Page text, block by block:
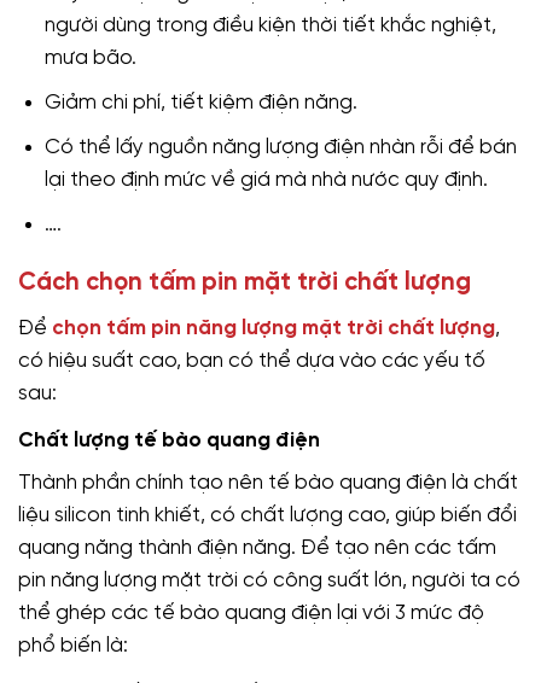
người dùng trong điều kiện thời tiết khắc nghiệt,
mưa bão.
Giảm chi phí, tiết kiệm điện năng.
Có thể lấy nguồn năng lượng điện nhàn rỗi để bán
lại theo định mức về giá mà nhà nước quy định.
….
Cách chọn tấm pin mặt trời chất lượng
Để chọn tấm pin năng lượng mặt trời chất lượng,
có hiệu suất cao, bạn có thể dựa vào các yếu tố
sau:
Chất lượng tế bào quang điện
Thành phần chính tạo nên tế bào quang điện là chất
liệu silicon tinh khiết, có chất lượng cao, giúp biến đổi
quang năng thành điện năng. Để tạo nên các tấm
pin năng lượng mặt trời có công suất lớn, người ta có
thể ghép các tế bào quang điện lại với 3 mức độ
phổ biến là: